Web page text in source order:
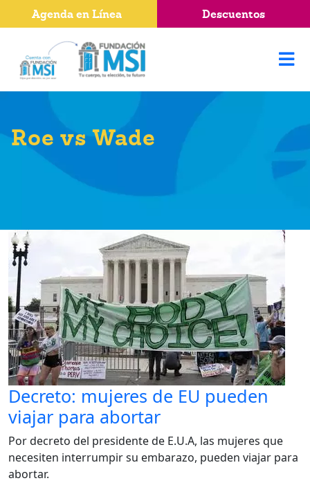
Roe vs Wade
Decreto: mujeres de EU pueden
viajar para abortar
Por decreto del presidente de E.U.A, las mujeres que
necesiten interrumpir su embarazo, pueden viajar para
abortar.
Agenda en Línea Descuentos